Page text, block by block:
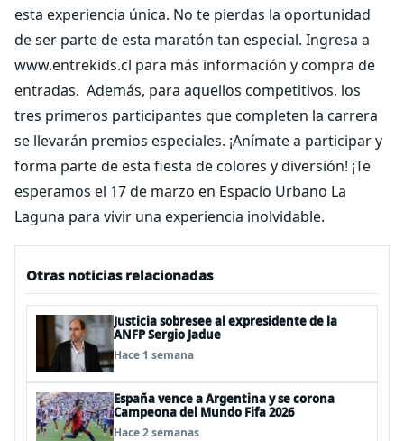
esta experiencia única. No te pierdas la oportunidad
de ser parte de esta maratón tan especial. Ingresa a
www.entrekids.cl para más información y compra de
entradas. Además, para aquellos competitivos, los
tres primeros participantes que completen la carrera
se llevarán premios especiales. ¡Anímate a participar y
forma parte de esta fiesta de colores y diversión! ¡Te
esperamos el 17 de marzo en Espacio Urbano La
Laguna para vivir una experiencia inolvidable.
Otras noticias relacionadas
Justicia sobresee al expresidente de la
ANFP Sergio Jadue
Hace 1 semana
España vence a Argentina y se corona
Campeona del Mundo Fifa 2026
Hace 2 semanas